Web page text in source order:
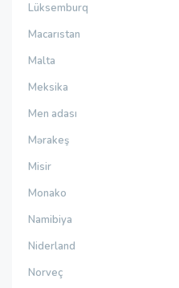
Lüksemburq
Macarıstan
Malta
Meksika
Men adası
Mərakeş
Misir
Monako
Namibiya
Niderland
Norveç